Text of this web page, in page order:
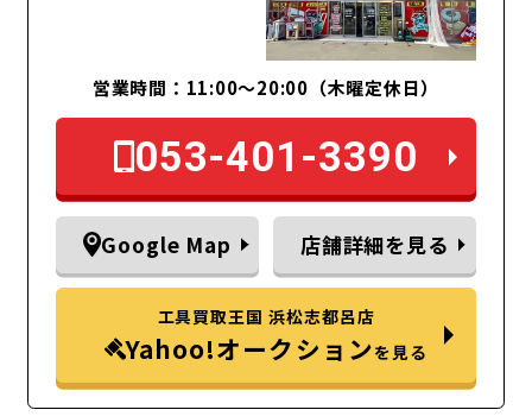
営業時間：11:00～20:00（木曜定休日）
053-401-3390
Google Map 店舗詳細を見る
工具買取王国 浜松志都呂店
Yahoo!オークションを見る